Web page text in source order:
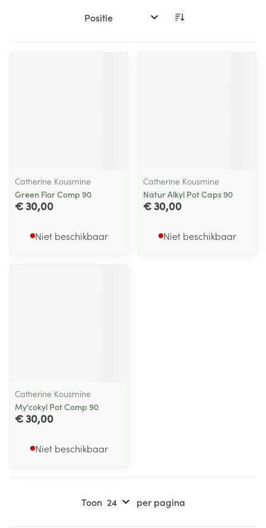
Sorteer op:
Catherine Kousmine
Green Flor Comp 90
€ 30,00
Niet beschikbaar
Catherine Kousmine
Natur Alkyl Pot Caps 90
€ 30,00
Niet beschikbaar
Catherine Kousmine
My'cokyl Pot Comp 90
€ 30,00
Niet beschikbaar
Toon per pagina